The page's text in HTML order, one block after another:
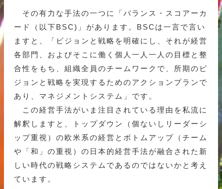
その有力な手法の一つに「バランス・スコアーカ
ード（以下BSC)」があります。BSCは一言で言い
ますと、「ビジョンと戦略を明確にし、それが経営
各部門、およびそこに働く個人一人一人の目標と整
合性をもち、組織全員のチームワークで、所期のビ
ジョンと戦略を実現するためのアクションプランで
あり、マネジメントシステム」です。
この経営手法がいま注目されている理由を私流に
解釈しますと、トップダウン（個ないしリーダーシ
ップ重視）の欧米系の経営とボトムアップ（チーム
や「和」の重視）の日本的経営手法が融合された新
しい時代の戦略システムであるのではないかと考え
ています。